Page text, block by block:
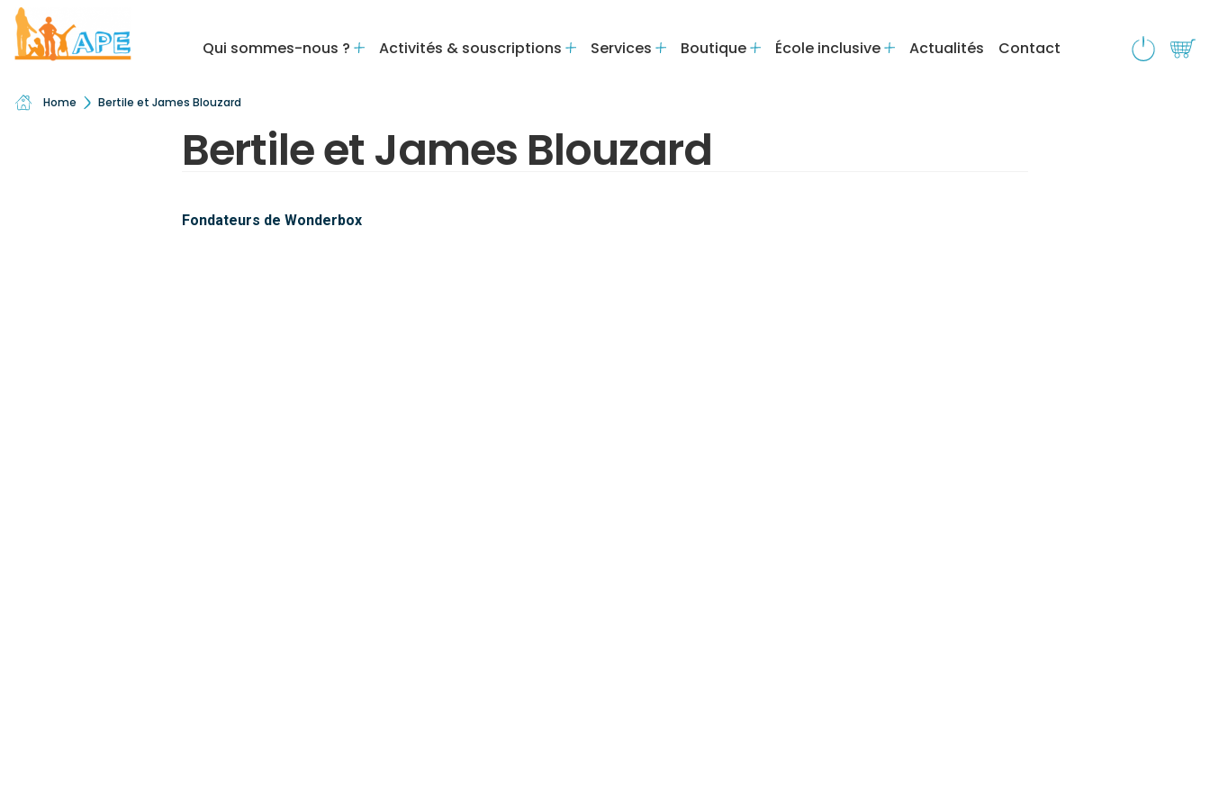
Qui sommes-nous ? Activités & souscriptions Services Boutique École inclusive Actualités Contact
Home Bertile et James Blouzard
Bertile et James Blouzard
Fondateurs de Wonderbox